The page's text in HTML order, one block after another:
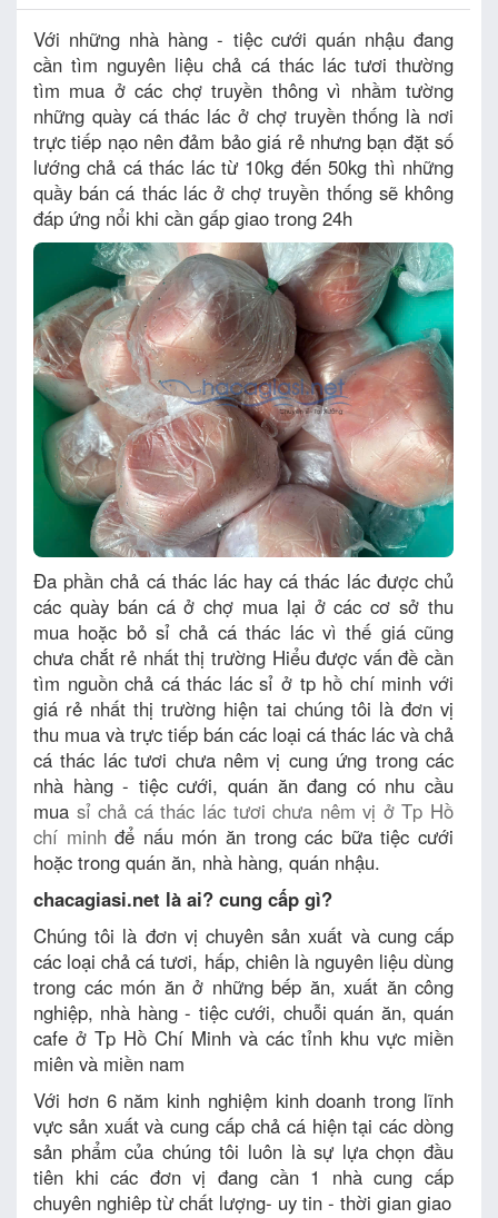
Với những nhà hàng - tiệc cưới quán nhậu đang
cần tìm nguyên liệu chả cá thác lác tươi thường
tìm mua ở các chợ truyền thông vì nhầm tường
những quày cá thác lác ở chợ truyền thống là nơi
trực tiếp nạo nên đảm bảo giá rẻ nhưng bạn đặt số
lướng chả cá thác lác từ 10kg đến 50kg thì những
quầy bán cá thác lác ở chợ truyền thống sẽ không
đáp ứng nổi khi cần gấp giao trong 24h
Đa phần chả cá thác lác hay cá thác lác được chủ
các quày bán cá ở chợ mua lại ở các cơ sở thu
mua hoặc bỏ sỉ chả cá thác lác vì thế giá cũng
chưa chắt rẻ nhất thị trường Hiểu được vấn đề cần
tìm nguồn chả cá thác lác sỉ ở tp hồ chí minh với
giá rẻ nhất thị trường hiện tai chúng tôi là đơn vị
thu mua và trực tiếp bán các loại cá thác lác và chả
cá thác lác tươi chưa nêm vị cung ứng trong các
nhà hàng - tiệc cưới, quán ăn đang có nhu cầu
mua sỉ chả cá thác lác tươi chưa nêm vị ở Tp Hồ
chí minh để nấu món ăn trong các bữa tiệc cưới
hoặc trong quán ăn, nhà hàng, quán nhậu.
chacagiasi.net là ai? cung cấp gì?
Chúng tôi là đơn vị chuyên sản xuất và cung cấp
các loại chả cá tươi, hấp, chiên là nguyên liệu dùng
trong các món ăn ở những bếp ăn, xuất ăn công
nghiệp, nhà hàng - tiệc cưới, chuỗi quán ăn, quán
cafe ở Tp Hồ Chí Minh và các tỉnh khu vực miền
miên và miền nam
Với hơn 6 năm kinh nghiệm kinh doanh trong lĩnh
vực sản xuất và cung cấp chả cá hiện tại các dòng
sản phẩm của chúng tôi luôn là sự lựa chọn đầu
tiên khi các đơn vị đang cần 1 nhà cung cấp
chuyên nghiêp từ chất lượng- uy tin - thời gian giao